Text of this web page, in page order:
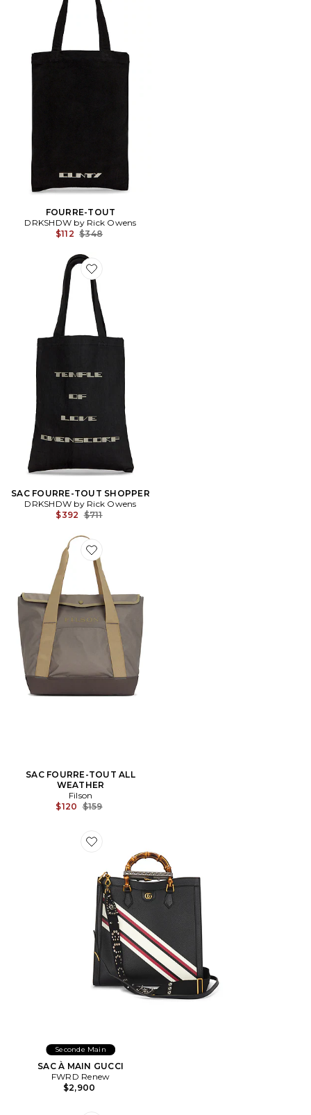
FOURRE-TOUT
DRKSHDW by Rick Owens
$112 Previous price:
$348
Favorite SAC FOURRE-TOUT SHOPPER
SAC FOURRE-TOUT SHOPPER
DRKSHDW by Rick Owens
$392 Previous price:
$711
Favorite SAC FOURRE-TOUT ALL WEATHER
SAC FOURRE-TOUT ALL
WEATHER
Filson
$120 Previous price:
$159
Favorite SAC À MAIN GUCCI
Seconde Main
SAC À MAIN GUCCI
FWRD Renew
$2,900